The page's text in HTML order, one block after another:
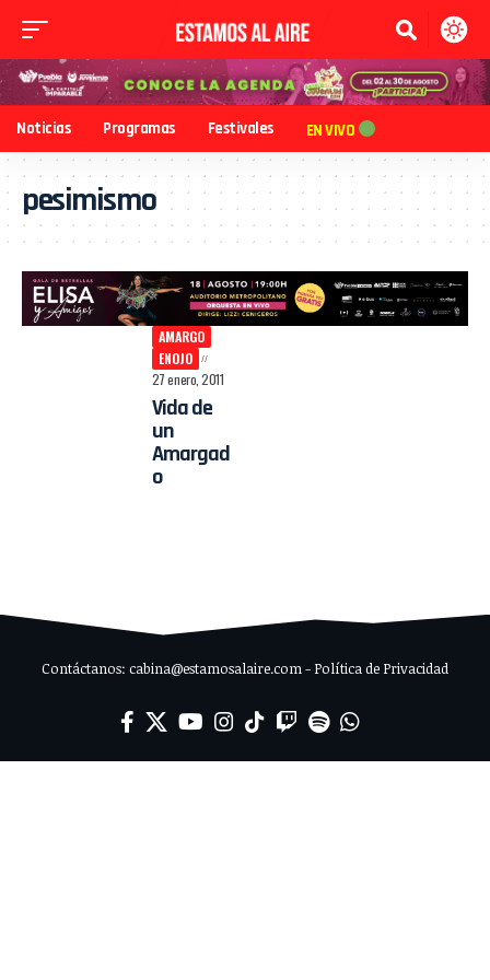
Noticias Programas Festivales EN VIVO
pesimismo
AMARGO
ENOJO
27 enero, 2011
Vida de
un
Amargad
o
Contáctanos: cabina@estamosalaire.com - Política de Privacidad